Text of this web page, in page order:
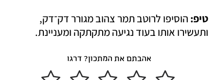
טיפ:
ותעשירו אותו בעוד נגיעה מתקתקה ומעניינת.
אהבתם את המתכון? דרגו